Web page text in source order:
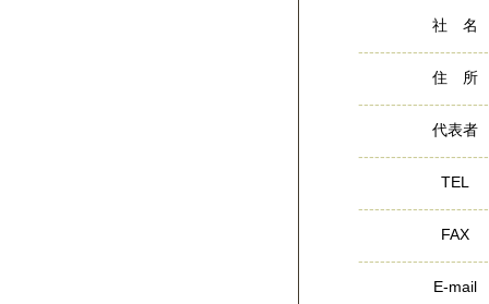
社 名
住 所
代表者
TEL
FAX
E-mail